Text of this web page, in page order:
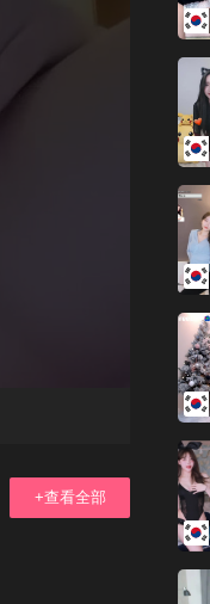
+查看全部